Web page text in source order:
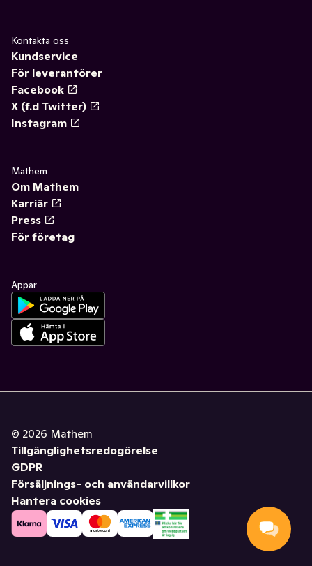
Kontakta oss
Kundservice
För leverantörer
Facebook
X (f.d Twitter)
Instagram
Mathem
Om Mathem
Karriär
Press
För företag
Appar
© 2026 Mathem
Tillgänglighetsredogörelse
GDPR
Försäljnings- och användarvillkor
Hantera cookies